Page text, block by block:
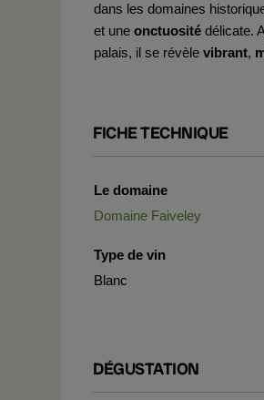
dans les domaines
et une onctuosité délicate.
palais, il se révèle vibrant,
FICHE TECHNIQUE
Le domaine
Domaine Faiveley
Type de vin
Blanc
DÉGUSTATION